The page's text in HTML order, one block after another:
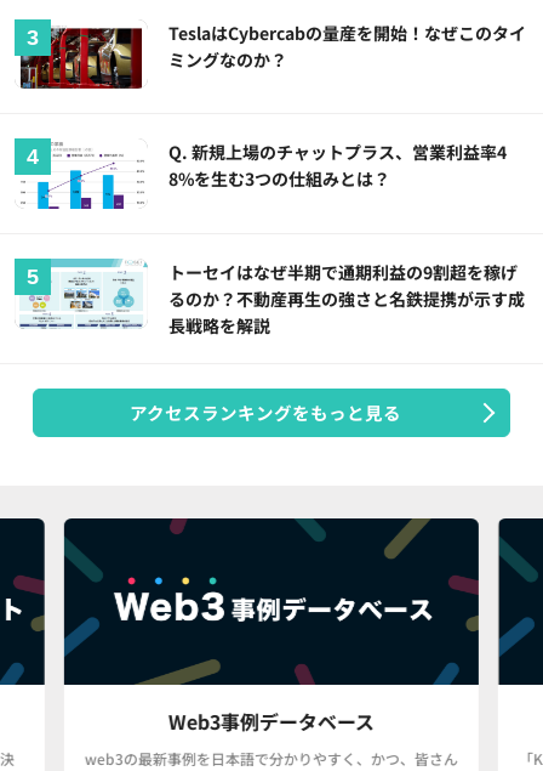
TeslaはCybercabの量産を開始！なぜこのタイ
ミングなのか？
Q. 新規上場のチャットプラス、営業利益率4
8%を生む3つの仕組みとは？
トーセイはなぜ半期で通期利益の9割超を稼げ
るのか？不動産再生の強さと名鉄提携が示す成
長戦略を解説
アクセスランキングをもっと見る
Web3事例データベース
web3の最新事例を日本語で分かりやすく、かつ、皆さん